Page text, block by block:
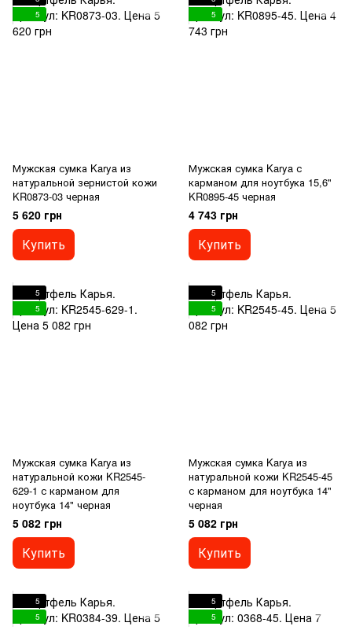
5
Мужская сумка Karya из
натуральной зернистой кожи
KR0873-03 черная
5 620 грн
Купить
5
Мужская сумка Karya с
карманом для ноутбука 15,6"
KR0895-45 черная
4 743 грн
Купить
5
5
Мужская сумка Karya из
натуральной кожи KR2545-
629-1 с карманом для
ноутбука 14" черная
5 082 грн
Купить
5
5
Мужская сумка Karya из
натуральной кожи KR2545-45
с карманом для ноутбука 14"
черная
5 082 грн
Купить
5
5
5
5